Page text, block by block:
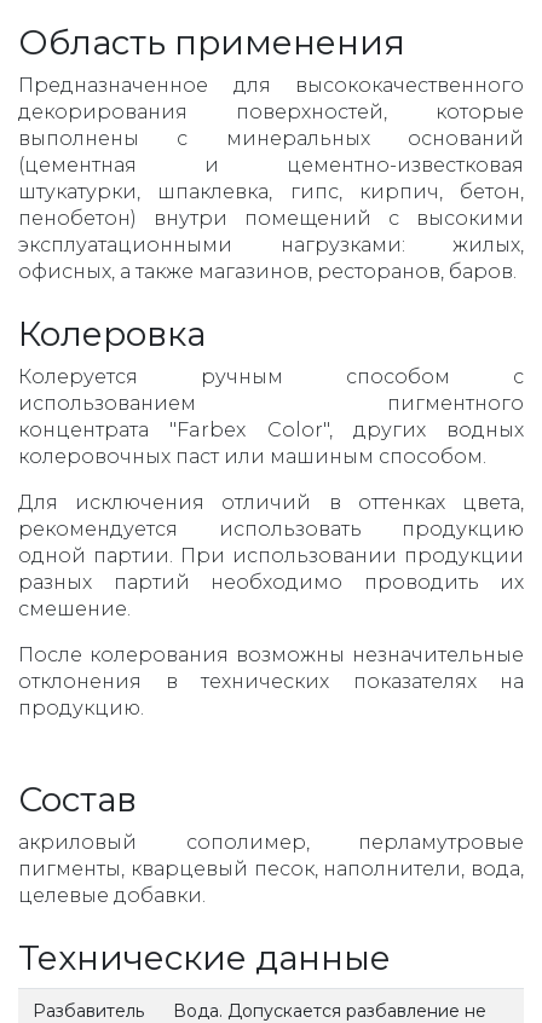
Область применения
Предназначенное для высококачественного
декорирования поверхностей, которые
выполнены с минеральных оснований
(цементная и цементно-известковая
штукатурки, шпаклевка, гипс, кирпич, бетон,
пенобетон) внутри помещений с высокими
эксплуатационными нагрузками: жилых,
офисных, а также магазинов, ресторанов, баров.
Колеровка
Колеруется ручным способом с
использованием пигментного
концентрата "Farbex Color", других водных
колеровочных паст или машиным способом.
Для исключения отличий в оттенках цвета,
рекомендуется использовать продукцию
одной партии. При использовании продукции
разных партий необходимо проводить их
смешение.
После колерования возможны незначительные
отклонения в технических показателях на
продукцию.
Состав
акриловый сополимер, перламутровые
пигменты, кварцевый песок, наполнители, вода,
целевые добавки.
Технические данные
Разбавитель
Вода. Допускается разбавление не